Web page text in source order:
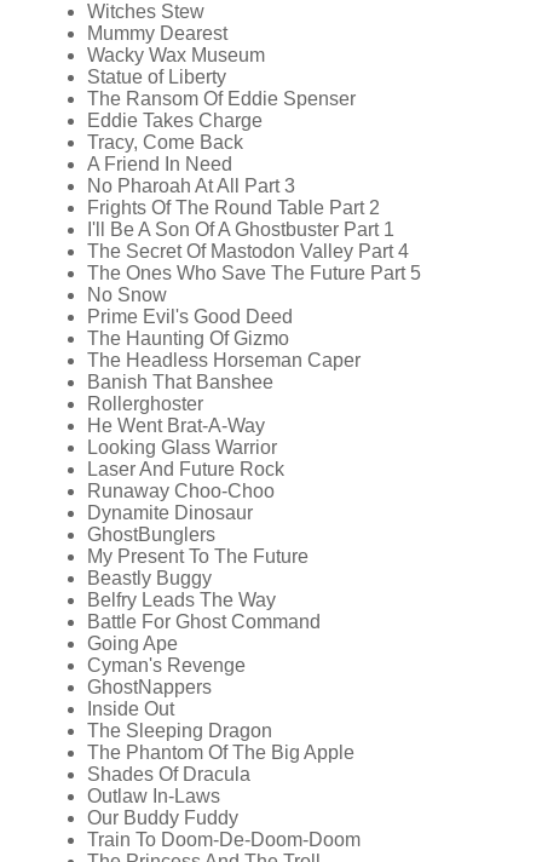
Witches Stew
Mummy Dearest
Wacky Wax Museum
Statue of Liberty
The Ransom Of Eddie Spenser
Eddie Takes Charge
Tracy, Come Back
A Friend In Need
No Pharoah At All Part 3
Frights Of The Round Table Part 2
I'll Be A Son Of A Ghostbuster Part 1
The Secret Of Mastodon Valley Part 4
The Ones Who Save The Future Part 5
No Snow
Prime Evil's Good Deed
The Haunting Of Gizmo
The Headless Horseman Caper
Banish That Banshee
Rollerghoster
He Went Brat-A-Way
Looking Glass Warrior
Laser And Future Rock
Runaway Choo-Choo
Dynamite Dinosaur
GhostBunglers
My Present To The Future
Beastly Buggy
Belfry Leads The Way
Battle For Ghost Command
Going Ape
Cyman's Revenge
GhostNappers
Inside Out
The Sleeping Dragon
The Phantom Of The Big Apple
Shades Of Dracula
Outlaw In-Laws
Our Buddy Fuddy
Train To Doom-De-Doom-Doom